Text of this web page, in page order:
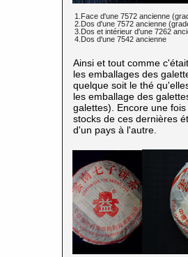
1.Face d'une 7572 ancienne
2.Dos d'une 7572 ancienne
3.Dos et intérieur d'une 7262
4.Dos d'une 7542 ancienne
Ainsi et tout comme
les emballages des
quelque soit le thé
les emballage des
galettes). Encore une
stocks de ces dernières
d'un pays à l'autre.